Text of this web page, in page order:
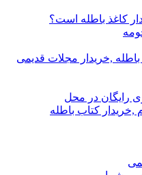
کاغذ باطله است؟
,خریدار مجلات قدیمی
رایگان در محل
کتاب باطله